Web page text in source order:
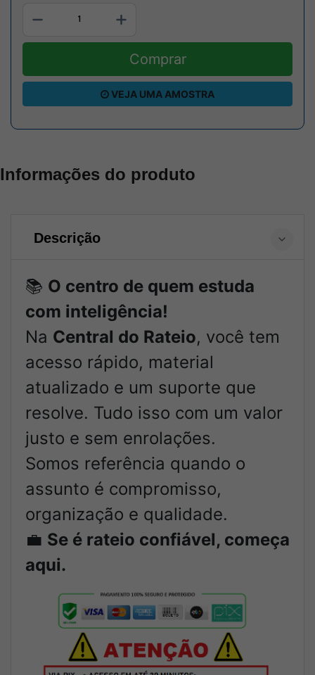
Comprar
VEJA UMA AMOSTRA
Informações do produto
Descrição
📚 O centro de quem estuda
com inteligência!
Na Central do Rateio, você tem
acesso rápido, material
atualizado e um suporte que
resolve. Tudo isso com um valor
justo e sem enrolações.
Somos referência quando o
assunto é compromisso,
organização e qualidade.
💼 Se é rateio confiável, começa
aqui.